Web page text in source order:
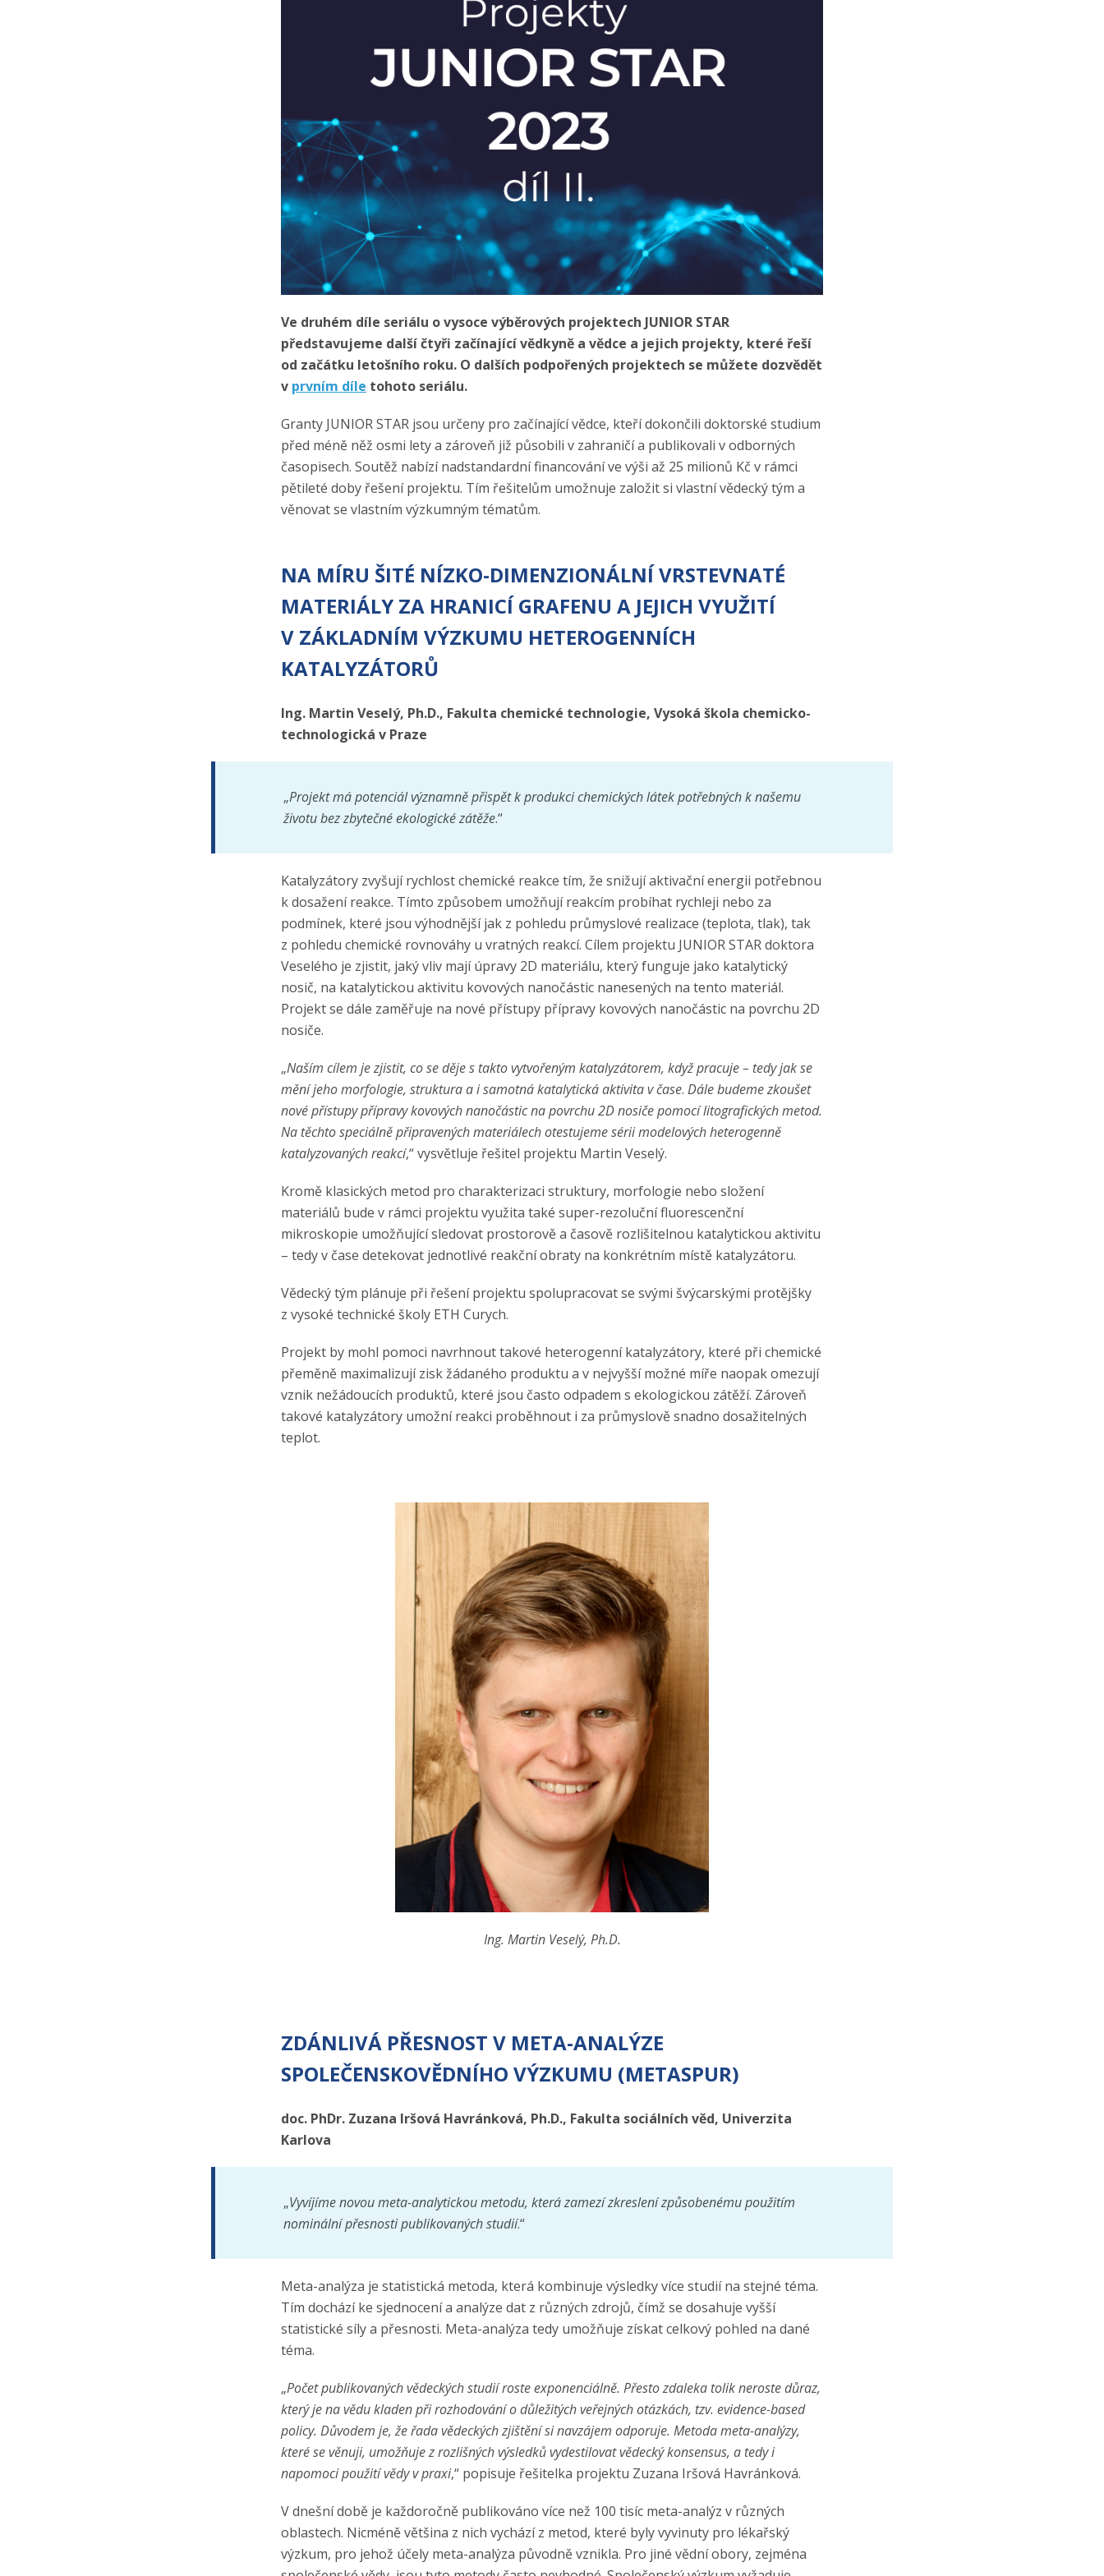
Ve druhém díle seriálu o vysoce výběrových projektech JUNIOR STAR
představujeme další čtyři začínající vědkyně a vědce a jejich projekty, které řeší
od začátku letošního roku. O dalších podpořených projektech se můžete dozvědět
v prvním díle tohoto seriálu.
Granty JUNIOR STAR jsou určeny pro začínající vědce, kteří dokončili doktorské studium
před méně něž osmi lety a zároveň již působili v zahraničí a publikovali v odborných
časopisech. Soutěž nabízí nadstandardní financování ve výši až 25 milionů Kč v rámci
pětileté doby řešení projektu. Tím řešitelům umožnuje založit si vlastní vědecký tým a
věnovat se vlastním výzkumným tématům.
NA MÍRU ŠITÉ NÍZKO-DIMENZIONÁLNÍ VRSTEVNATÉ
MATERIÁLY ZA HRANICÍ GRAFENU A JEJICH VYUŽITÍ
V ZÁKLADNÍM VÝZKUMU HETEROGENNÍCH
KATALYZÁTORŮ
Ing. Martin Veselý, Ph.D., Fakulta chemické technologie, Vysoká škola chemicko-
technologická v Praze
„Projekt má potenciál významně přispět k produkci chemických látek potřebných k našemu
životu bez zbytečné ekologické zátěže.“
Katalyzátory zvyšují rychlost chemické reakce tím, že snižují aktivační energii potřebnou
k dosažení reakce. Tímto způsobem umožňují reakcím probíhat rychleji nebo za
podmínek, které jsou výhodnější jak z pohledu průmyslové realizace (teplota, tlak), tak
z pohledu chemické rovnováhy u vratných reakcí. Cílem projektu JUNIOR STAR doktora
Veselého je zjistit, jaký vliv mají úpravy 2D materiálu, který funguje jako katalytický
nosič, na katalytickou aktivitu kovových nanočástic nanesených na tento materiál.
Projekt se dále zaměřuje na nové přístupy přípravy kovových nanočástic na povrchu 2D
nosiče.
„Naším cílem je zjistit, co se děje s takto vytvořeným katalyzátorem, když pracuje – tedy jak se
mění jeho morfologie, struktura a i samotná katalytická aktivita v čase. Dále budeme zkoušet
nové přístupy přípravy kovových nanočástic na povrchu 2D nosiče pomocí litografických metod.
Na těchto speciálně připravených materiálech otestujeme sérii modelových heterogenně
katalyzovaných reakcí,“ vysvětluje řešitel projektu Martin Veselý.
Kromě klasických metod pro charakterizaci struktury, morfologie nebo složení
materiálů bude v rámci projektu využita také super-rezoluční fluorescenční
mikroskopie umožňující sledovat prostorově a časově rozlišitelnou katalytickou aktivitu
– tedy v čase detekovat jednotlivé reakční obraty na konkrétním místě katalyzátoru.
Vědecký tým plánuje při řešení projektu spolupracovat se svými švýcarskými protějšky
z vysoké technické školy ETH Curych.
Projekt by mohl pomoci navrhnout takové heterogenní katalyzátory, které při chemické
přeměně maximalizují zisk žádaného produktu a v nejvyšší možné míře naopak omezují
vznik nežádoucích produktů, které jsou často odpadem s ekologickou zátěží. Zároveň
takové katalyzátory umožní reakci proběhnout i za průmyslově snadno dosažitelných
teplot.
Ing. Martin Veselý, Ph.D.
ZDÁNLIVÁ PŘESNOST V META-ANALÝZE
SPOLEČENSKOVĚDNÍHO VÝZKUMU (METASPUR)
doc. PhDr. Zuzana Iršová Havránková, Ph.D., Fakulta sociálních věd, Univerzita
Karlova
„Vyvíjíme novou meta-analytickou metodu, která zamezí zkreslení způsobenému použitím
nominální přesnosti publikovaných studií.“
Meta-analýza je statistická metoda, která kombinuje výsledky více studií na stejné téma.
Tím dochází ke sjednocení a analýze dat z různých zdrojů, čímž se dosahuje vyšší
statistické síly a přesnosti. Meta-analýza tedy umožňuje získat celkový pohled na dané
téma.
„Počet publikovaných vědeckých studií roste exponenciálně. Přesto zdaleka tolik neroste důraz,
který je na vědu kladen při rozhodování o důležitých veřejných otázkách, tzv. evidence-based
policy. Důvodem je, že řada vědeckých zjištění si navzájem odporuje. Metoda meta-analýzy,
které se věnuji, umožňuje z rozlišných výsledků vydestilovat vědecký konsensus, a tedy i
napomoci použití vědy v praxi,“ popisuje řešitelka projektu Zuzana Iršová Havránková.
V dnešní době je každoročně publikováno více než 100 tisíc meta-analýz v různých
oblastech. Nicméně většina z nich vychází z metod, které byly vyvinuty pro lékařský
výzkum, pro jehož účely meta-analýza původně vznikla. Pro jiné vědní obory, zejména